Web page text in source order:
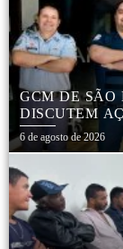
GCM DE
DISCUTEM
SEGURANÇA
6 de agosto de 2026